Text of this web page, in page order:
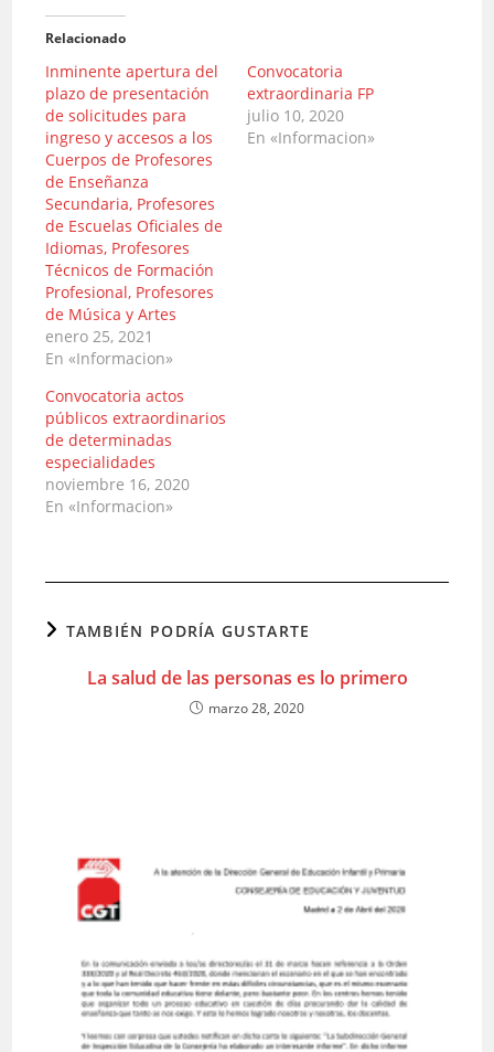
Relacionado
Inminente apertura del
plazo de presentación
de solicitudes para
ingreso y accesos a los
Cuerpos de Profesores
de Enseñanza
Secundaria, Profesores
de Escuelas Oficiales de
Idiomas, Profesores
Técnicos de Formación
Profesional, Profesores
de Música y Artes
enero 25, 2021
En «Informacion»
Convocatoria
extraordinaria FP
julio 10, 2020
En «Informacion»
Convocatoria actos
públicos extraordinarios
de determinadas
especialidades
noviembre 16, 2020
En «Informacion»
TAMBIÉN PODRÍA GUSTARTE
La salud de las personas es lo primero
marzo 28, 2020